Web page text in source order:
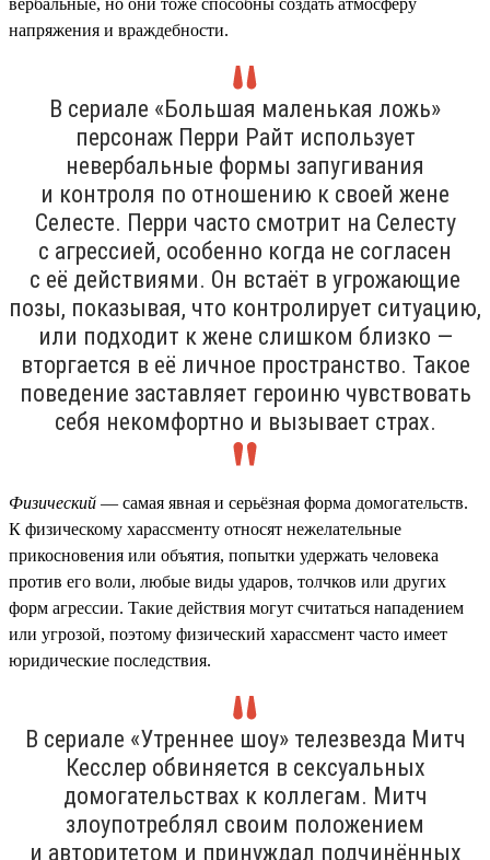
напряжения и враждебности.
В сериале «Большая маленькая ложь»
персонаж Перри Райт использует
невербальные формы запугивания
и контроля по отношению к своей жене
Селесте. Перри часто смотрит на Селесту
с агрессией, особенно когда не согласен
с её действиями. Он встаёт в угрожающие
позы, показывая, что контролирует ситуацию,
или подходит к жене слишком близко —
вторгается в её личное пространство. Такое
поведение заставляет героиню чувствовать
себя некомфортно и вызывает страх.
Физический — самая явная и серьёзная форма домогательств.
К физическому харассменту относят нежелательные
прикосновения или объятия, попытки удержать человека
против его воли, любые виды ударов, толчков или других
форм агрессии. Такие действия могут считаться нападением
или угрозой, поэтому физический харассмент часто имеет
юридические последствия.
В сериале «Утреннее шоу» телезвезда Митч
Кесслер обвиняется в сексуальных
домогательствах к коллегам. Митч
злоупотреблял своим положением
и авторитетом и принуждал подчинённых